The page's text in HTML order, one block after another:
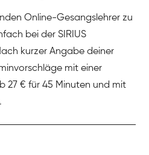
Online-Gesangslehrer zu
bei der SIRIUS
kurzer Angabe deiner
mit einer
27 € für 45 Minuten und mit